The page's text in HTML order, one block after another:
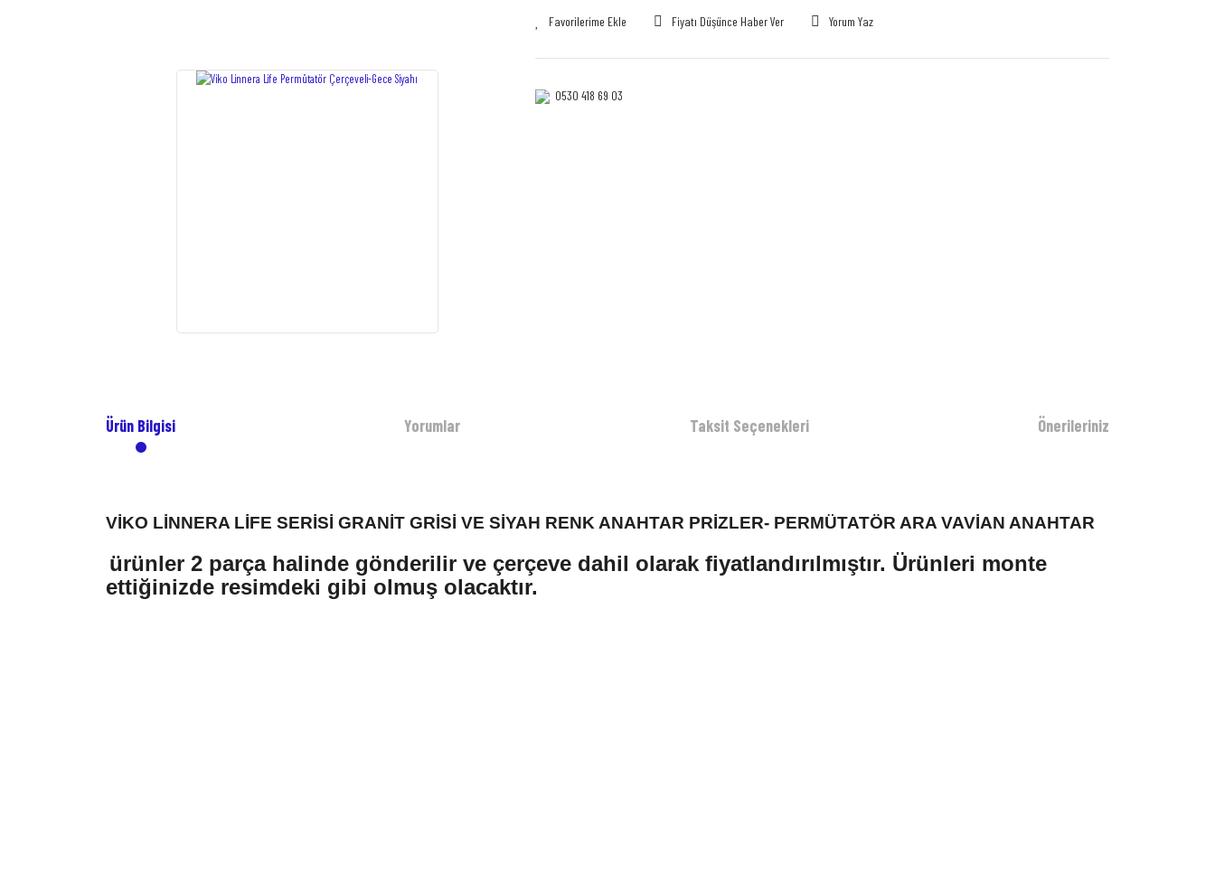
Fiyatı Düşünce Haber Ver Yorum Yaz
0530 418 69 03‎‎
Ürün Bilgisi Yorumlar Taksit Seçenekleri Önerileriniz
VİKO LİNNERA LİFE SERİSİ GRANİT GRİSİ VE SİYAH RENK ANAHTAR PRİZLER- PERMÜTATÖR ARA VAVİAN ANAHTAR
ürünler 2 parça halinde gönderilir ve çerçeve dahil olarak fiyatlandırılmıştır. Ürünleri monte
ettiğinizde resimdeki gibi olmuş olacaktır.